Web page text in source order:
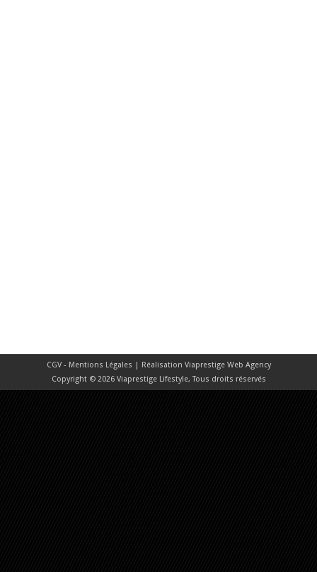
CGV - Mentions Légales | Réalisation Viaprestige Web Agency
Copyright © 2026 Viaprestige Lifestyle, Tous droits réservés